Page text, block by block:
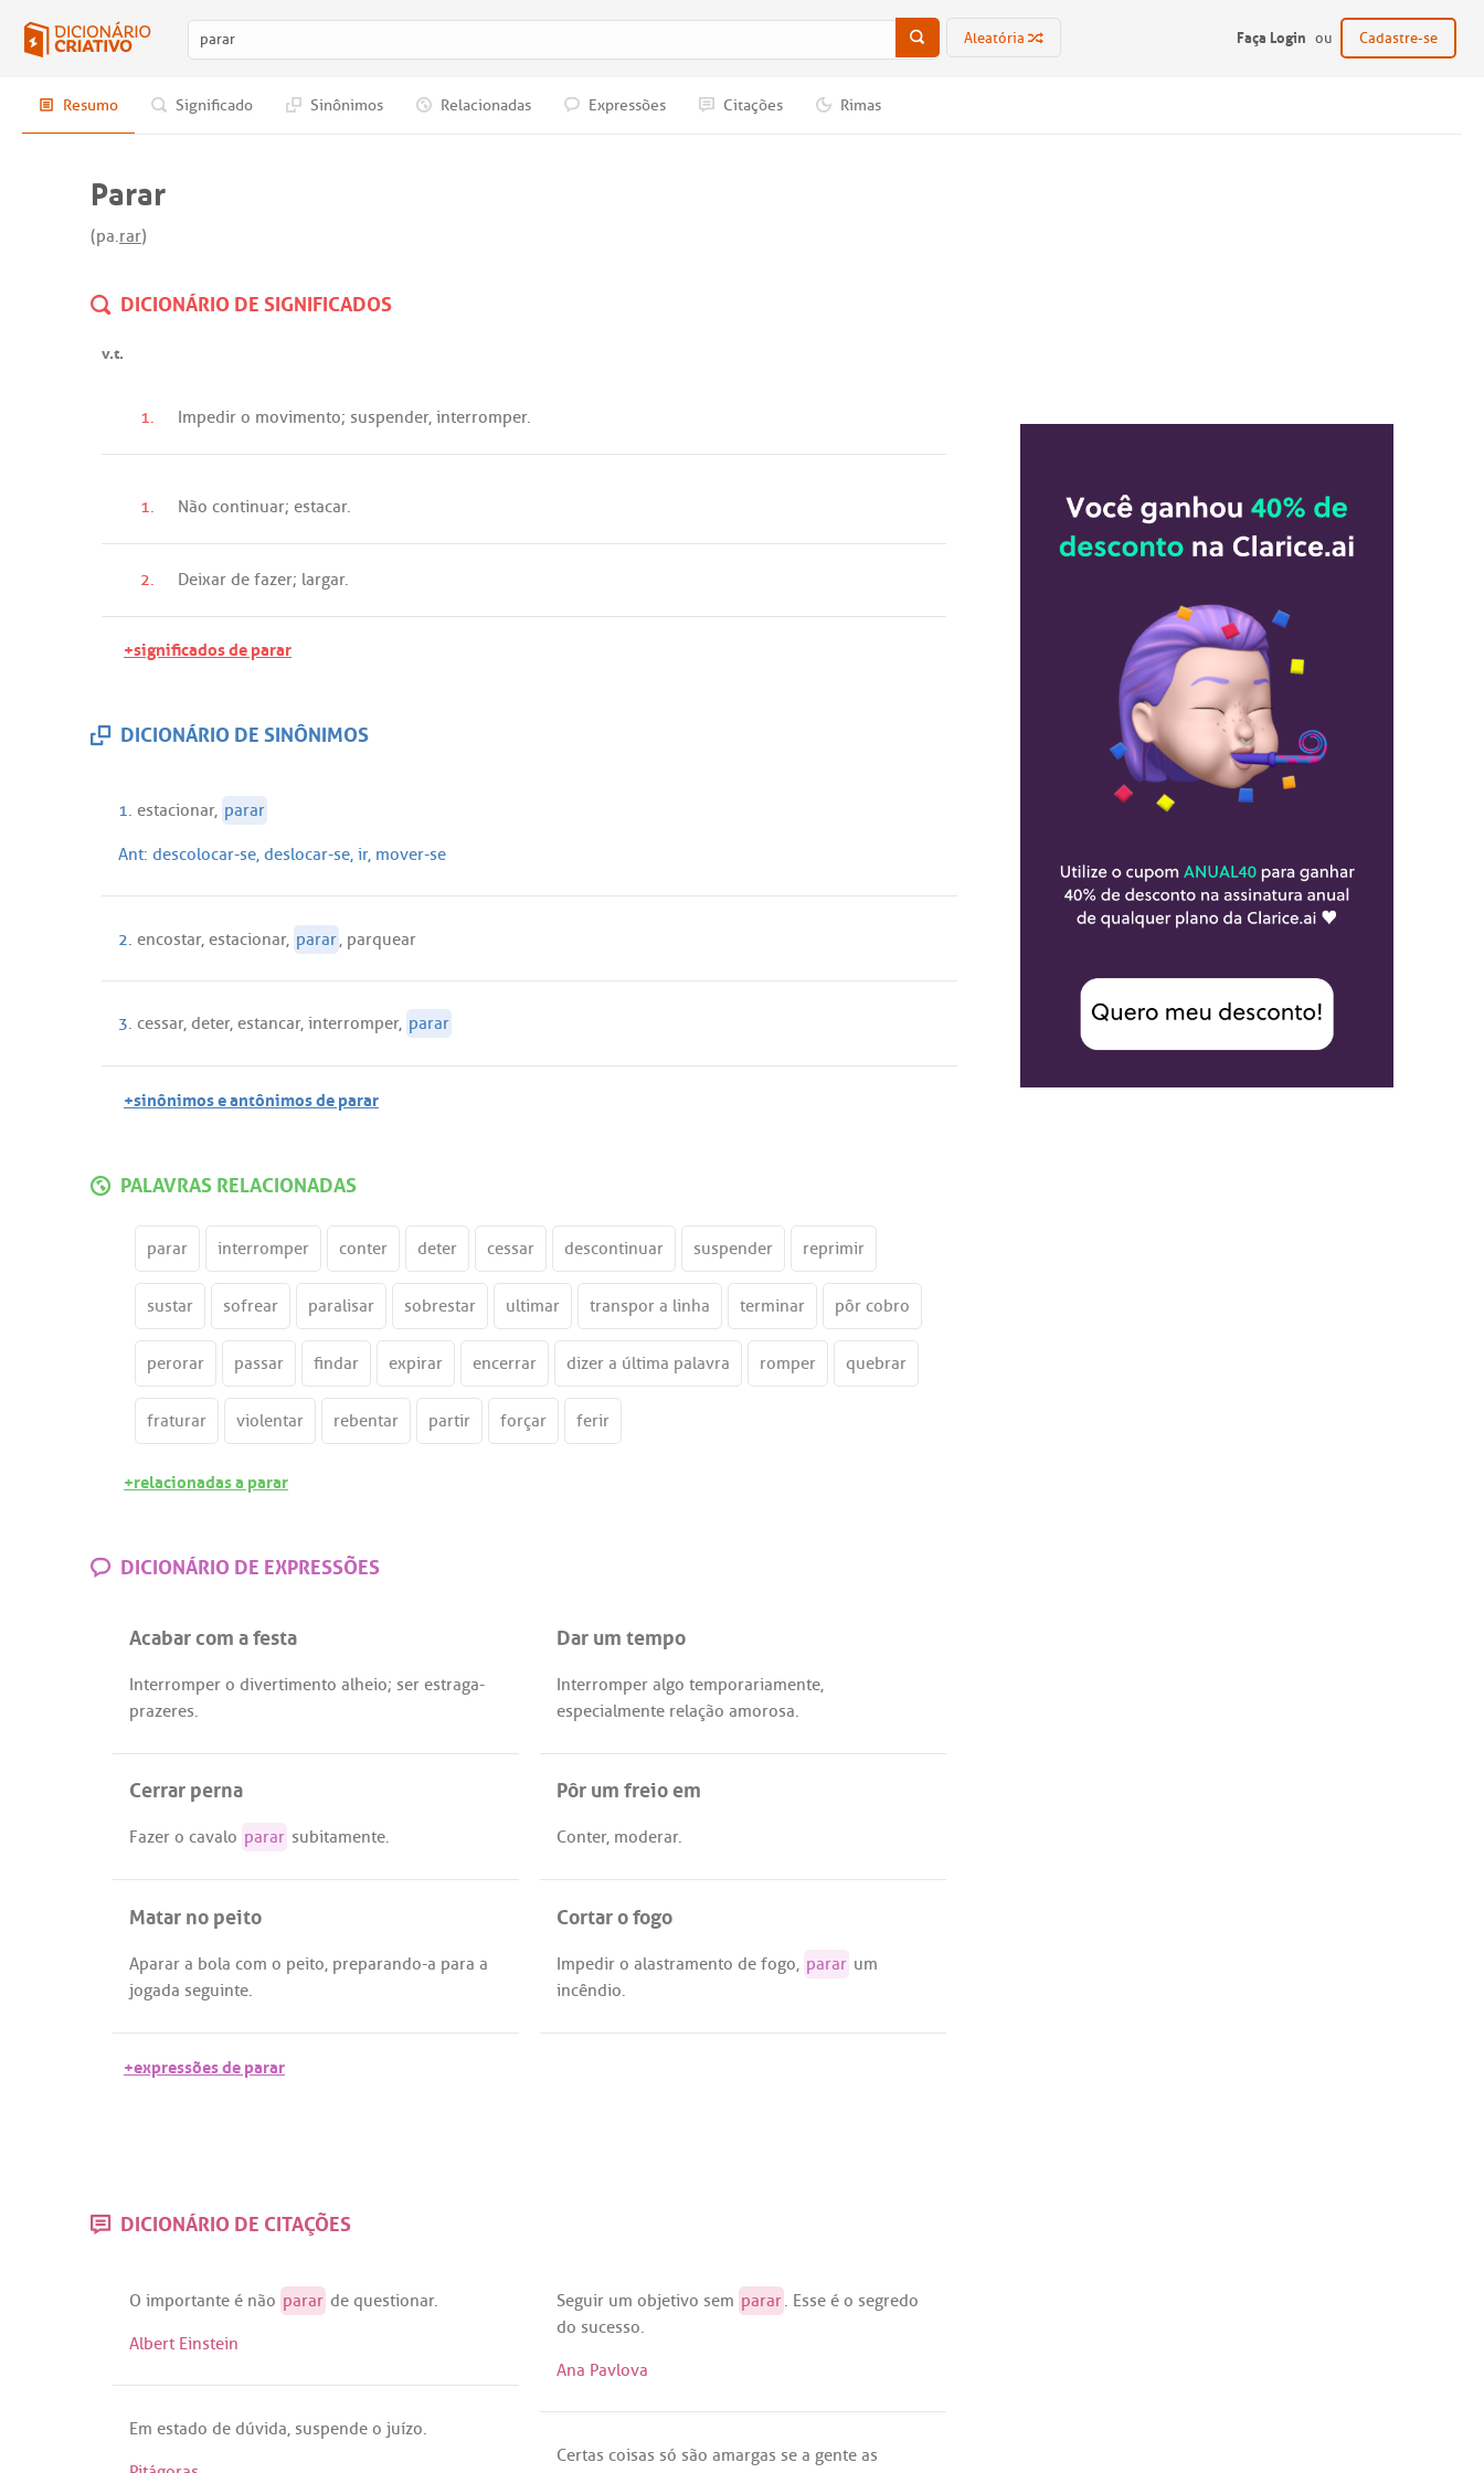
Aleatória Faça Login ou Cadastre-se
Resumo Significado Sinônimos Relacionadas Expressões Citações Rimas
Parar
(pa.rar)
DICIONÁRIO DE SIGNIFICADOS
v.t.
1. Impedir o movimento; suspender, interromper.
1. Não continuar; estacar.
2. Deixar de fazer; largar.
+significados de parar
DICIONÁRIO DE SINÔNIMOS
1. estacionar, parar
Ant: descolocar-se, deslocar-se, ir, mover-se
2. encostar, estacionar, parar, parquear
3. cessar, deter, estancar, interromper, parar
+sinônimos e antônimos de parar
PALAVRAS RELACIONADAS
parar interromper conter deter cessar descontinuar suspender reprimir
sustar sofrear paralisar sobrestar ultimar transpor a linha terminar pôr cobro
perorar passar findar expirar encerrar dizer a última palavra romper quebrar
fraturar violentar rebentar partir forçar ferir
+relacionadas a parar
DICIONÁRIO DE EXPRESSÕES
Acabar com a festa
Interromper o divertimento alheio; ser estraga-
prazeres.
Dar um tempo
Interromper algo temporariamente,
especialmente relação amorosa.
Cerrar perna
Fazer o cavalo parar subitamente.
Pôr um freio em
Conter, moderar.
Matar no peito
Aparar a bola com o peito, preparando-a para a
jogada seguinte.
Cortar o fogo
Impedir o alastramento de fogo, parar um
incêndio.
+expressões de parar
DICIONÁRIO DE CITAÇÕES
O importante é não parar de questionar.
Albert Einstein
Seguir um objetivo sem parar. Esse é o segredo
do sucesso.
Ana Pavlova
Em estado de dúvida, suspende o juízo.
Certas coisas só são amargas se a gente as